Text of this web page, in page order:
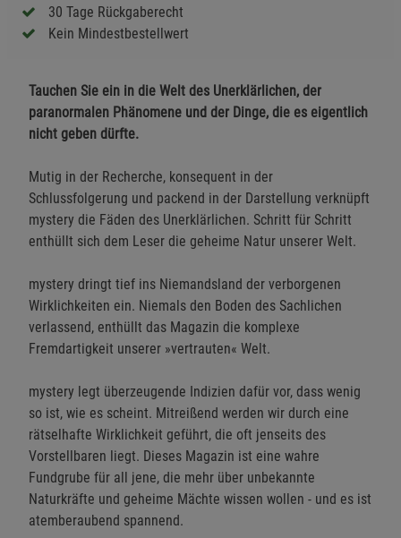
30 Tage Rückgaberecht
Kein Mindestbestellwert
Tauchen Sie ein in die Welt des Unerklärlichen, der
paranormalen Phänomene und der Dinge, die es eigentlich
nicht geben dürfte.
Mutig in der Recherche, konsequent in der
Schlussfolgerung und packend in der Darstellung verknüpft
mystery die Fäden des Unerklärlichen. Schritt für Schritt
enthüllt sich dem Leser die geheime Natur unserer Welt.
mystery dringt tief ins Niemandsland der verborgenen
Wirklichkeiten ein. Niemals den Boden des Sachlichen
verlassend, enthüllt das Magazin die komplexe
Fremdartigkeit unserer »vertrauten« Welt.
mystery legt überzeugende Indizien dafür vor, dass wenig
so ist, wie es scheint. Mitreißend werden wir durch eine
rätselhafte Wirklichkeit geführt, die oft jenseits des
Vorstellbaren liegt. Dieses Magazin ist eine wahre
Fundgrube für all jene, die mehr über unbekannte
Naturkräfte und geheime Mächte wissen wollen - und es ist
atemberaubend spannend.